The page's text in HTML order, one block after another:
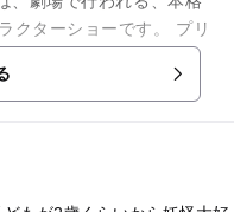
クターショーです。 プリ
ください！